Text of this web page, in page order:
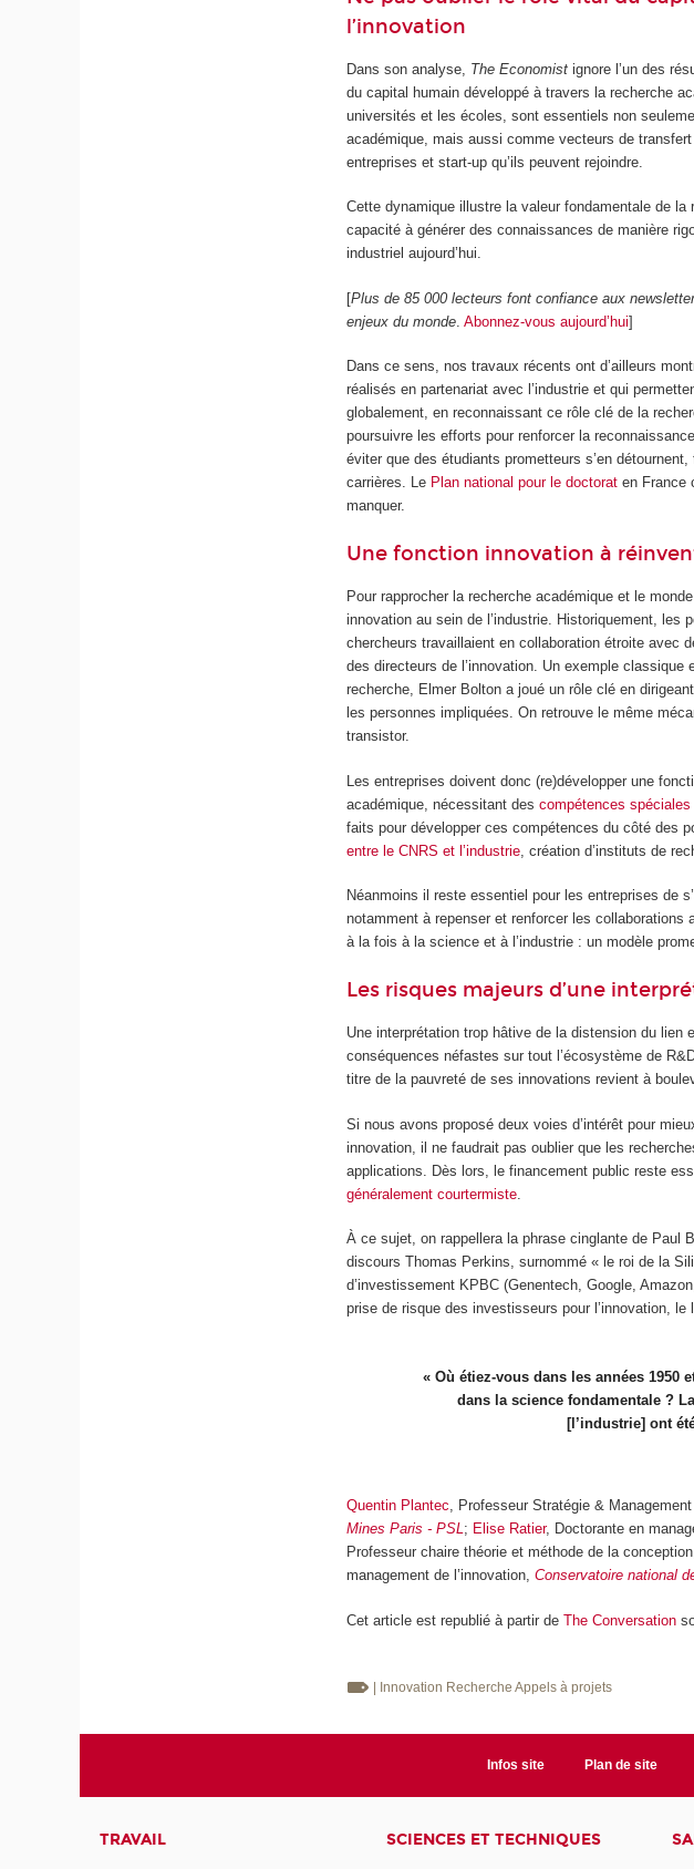
l’innovation
Dans son analyse, The Economist ignore l’un des
du capital humain développé à travers la recherche
universités et les écoles, sont essentiels non
académique, mais aussi comme vecteurs de
entreprises et start-up qu’ils peuvent rejoindre.
Cette dynamique illustre la valeur fondamentale de
capacité à générer des connaissances de manière
industriel aujourd’hui.
[Plus de 85 000 lecteurs font confiance aux
enjeux du monde .Abonnez-vous aujourd’hui]
Dans ce sens, nos travaux récents ont d’ailleurs
réalisés en partenariat avec l’industrie et qui
globalement, en reconnaissant ce rôle clé de la
poursuivre les efforts pour renforcer la
éviter que des étudiants prometteurs s’en
carrières. Le Plan national pour le doctorat en France
manquer.
Une fonction innovation à
Pour rapprocher la recherche académique et le
innovation au sein de l’industrie. Historiquement, les
chercheurs travaillaient en collaboration étroite avec
des directeurs de l’innovation. Un exemple classique
recherche, Elmer Bolton a joué un rôle clé en
les personnes impliquées. On retrouve le même
transistor.
Les entreprises doivent donc (re)développer une
académique, nécessitant descompétences spéciales
faits pour développer ces compétences du côté des
entre le CNRS et l’industrie , création d’instituts de
Néanmoins il reste essentiel pour les entreprises de
notamment à repenser et renforcer les
à la fois à la science et à l’industrie : un modèle
Les risques majeurs d’une
Une interprétation trop hâtive de la distension du lien
conséquences néfastes sur tout l’écosystème de
titre de la pauvreté de ses innovations revient à
Si nous avons proposé deux voies d’intérêt pour
innovation, il ne faudrait pas oublier que les
applications. Dès lors, le financement public reste
généralement courtermiste
À ce sujet, on rappellera la phrase cinglante de Paul
discours Thomas Perkins, surnommé « le roi de la
d’investissement KPBC (Genentech, Google,
prise de risque des investisseurs pour l’innovation, le
« Où étiez-vous dans les années 1950
dans la science fondamentale ?
[l’industrie] ont
Quentin Plantec, Professeur Stratégie &
Mines Paris - PSL; Elise Ratier, Doctorante en
Professeur chaire théorie et méthode de la
management de l’innovation,Conservatoire national
Cet article est republié à partir deThe Conversation
| Innovation Recherche Appels à projets
Infos site Plan de site
TRAVAIL SCIENCES ET TECHNIQUES